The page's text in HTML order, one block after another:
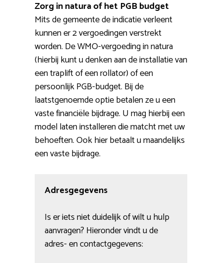
Zorg in natura of het PGB budget
Mits de gemeente de indicatie verleent
kunnen er 2 vergoedingen verstrekt
worden. De WMO-vergoeding in natura
(hierbij kunt u denken aan de installatie van
een traplift of een rollator) of een
persoonlijk PGB-budget. Bij de
laatstgenoemde optie betalen ze u een
vaste financiële bijdrage. U mag hierbij een
model laten installeren die matcht met uw
behoeften. Ook hier betaalt u maandelijks
een vaste bijdrage.
Adresgegevens
Is er iets niet duidelijk of wilt u hulp
aanvragen? Hieronder vindt u de
adres- en contactgegevens: